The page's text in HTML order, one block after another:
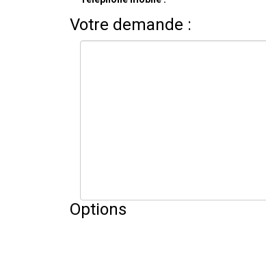
Votre demande :
Options